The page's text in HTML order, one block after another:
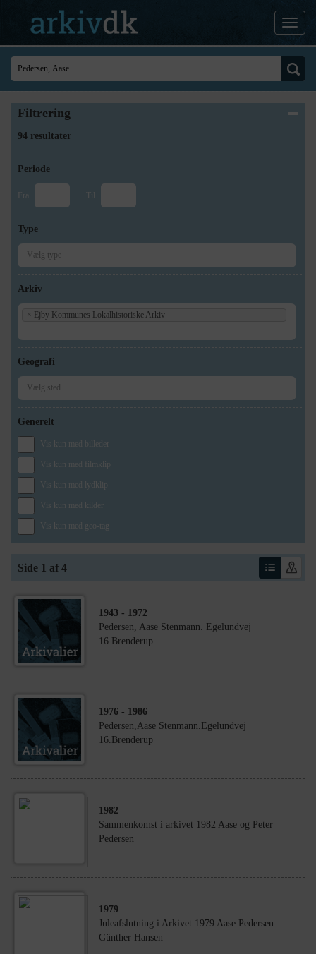
Filtrering
94 resultater
Periode
Fra Til
Type
Arkiv
× Ejby Kommunes Lokalhistoriske Arkiv
Geografi
Generelt
Vis kun med billeder
Vis kun med filmklip
Vis kun med lydklip
Vis kun med kilder
Vis kun med geo-tag
Side 1 af 4
1943 - 1972
Pedersen, Aase Stenmann. Egelundvej
16.Brenderup
1976 - 1986
Pedersen,Aase Stenmann.Egelundvej
16.Brenderup
1982
Sammenkomst i arkivet 1982 Aase og Peter
Pedersen
1979
Juleafslutning i Arkivet 1979 Aase Pedersen
Günther Hansen